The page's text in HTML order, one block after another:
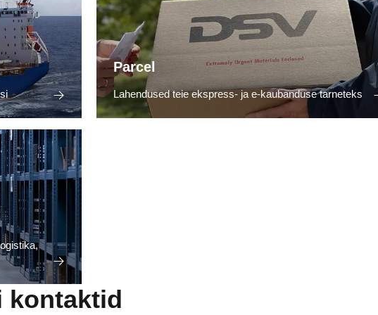
Parcel
Lahendused teie ekspress- ja e-kaubanduse tarneteks
kontaktid